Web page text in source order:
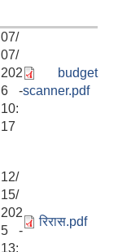
07/
07/
202
6 -
10:
17
budget
scanner.pdf
12/
15/
202
5 -
13:
रिरास.pdf